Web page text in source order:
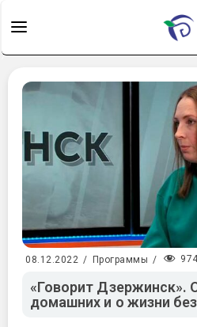
08.12.2022 / Программы /
«Говорит Дзержинск».
домашних и о жизни